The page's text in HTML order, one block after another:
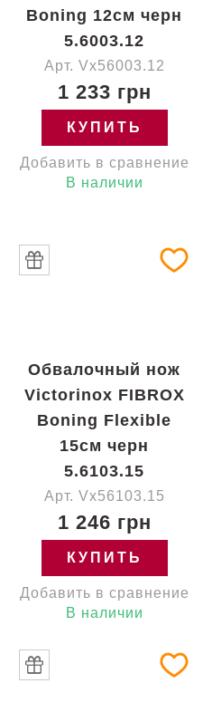
Boning 12см черн
5.6003.12
Арт. Vx56003.12
1 233 грн
КУПИТЬ
Добавить в сравнение
В наличии
Обвалочный нож
Victorinox FIBROX
Boning Flexible
15см черн
5.6103.15
Арт. Vx56103.15
1 246 грн
КУПИТЬ
Добавить в сравнение
В наличии